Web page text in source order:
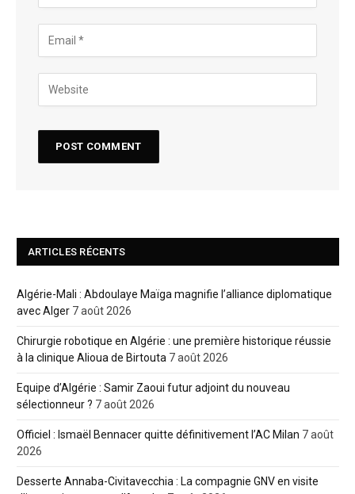
ARTICLES RÉCENTS
Algérie-Mali : Abdoulaye Maïga magnifie l’alliance diplomatique
avec Alger 7 août 2026
Chirurgie robotique en Algérie : une première historique réussie
à la clinique Alioua de Birtouta 7 août 2026
Equipe d’Algérie : Samir Zaoui futur adjoint du nouveau
sélectionneur ? 7 août 2026
Officiel : Ismaël Bennacer quitte définitivement l’AC Milan 7 août
2026
Desserte Annaba-Civitavecchia : La compagnie GNV en visite